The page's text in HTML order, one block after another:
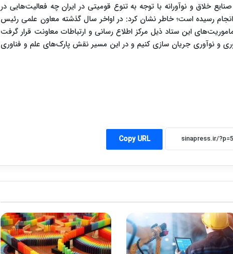
خلاق و نوآورانه با توجه به تنوع قومیتی در ایران چه فعالیت‌هایی در
رسیده است؛ خاطر نشان کرد: در اواخر سال گذشته معاون علمی رئیس
این ستاد ذیل مرکز اطلاع‌ رسانی و ارتباطات معاونت قرار گرفت
و نوآوری جریان سازی کنیم و در این مسیر نقش پارک‌های علم و فناوری
Copy URL